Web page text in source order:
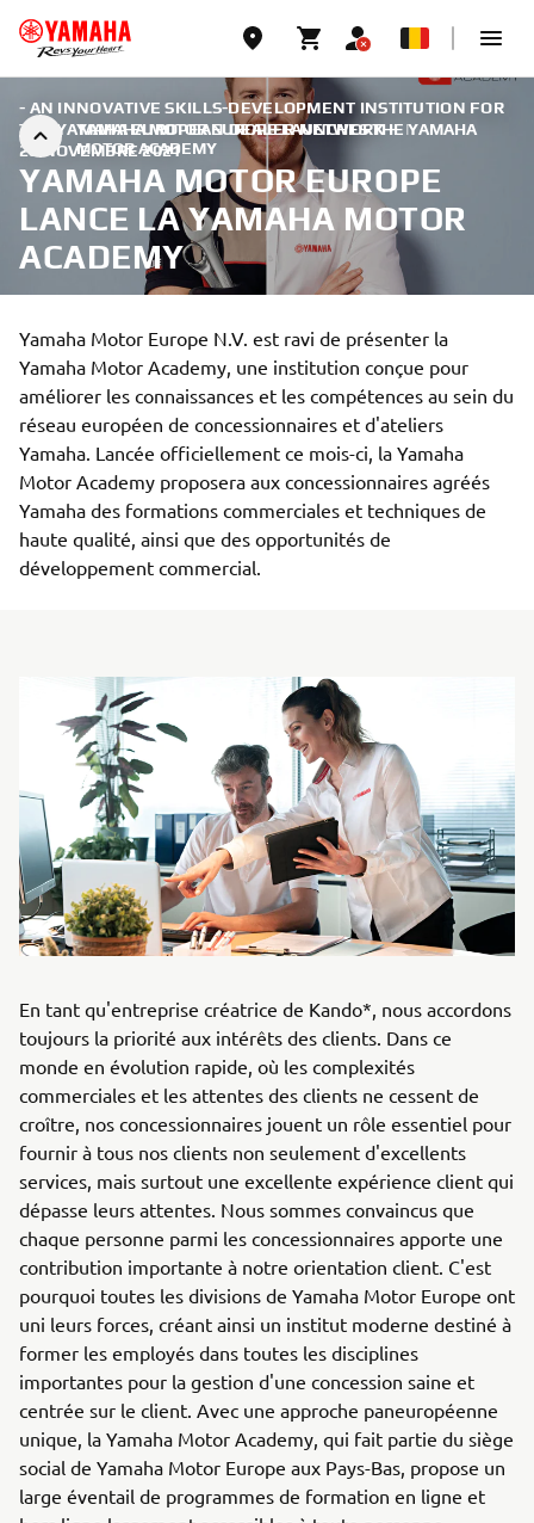
YAMAHA MOTOR EUROPE LAUNCHES THE YAMAHA
MOTOR ACADEMY
- AN INNOVATIVE SKILLS-DEVELOPMENT INSTITUTION FOR
THE YAMAHA EUROPEAN DEALER NETWORK - |
28 NOVEMBRE 2021
YAMAHA MOTOR EUROPE
LANCE LA YAMAHA MOTOR
ACADEMY
Yamaha Motor Europe N.V. est ravi de présenter la
Yamaha Motor Academy, une institution conçue pour
améliorer les connaissances et les compétences au sein du
réseau européen de concessionnaires et d'ateliers
Yamaha. Lancée officiellement ce mois-ci, la Yamaha
Motor Academy proposera aux concessionnaires agréés
Yamaha des formations commerciales et techniques de
haute qualité, ainsi que des opportunités de
développement commercial.
En tant qu'entreprise créatrice de Kando*, nous accordons
toujours la priorité aux intérêts des clients. Dans ce
monde en évolution rapide, où les complexités
commerciales et les attentes des clients ne cessent de
croître, nos concessionnaires jouent un rôle essentiel pour
fournir à tous nos clients non seulement d'excellents
services, mais surtout une excellente expérience client qui
dépasse leurs attentes. Nous sommes convaincus que
chaque personne parmi les concessionnaires apporte une
contribution importante à notre orientation client. C'est
pourquoi toutes les divisions de Yamaha Motor Europe ont
uni leurs forces, créant ainsi un institut moderne destiné à
former les employés dans toutes les disciplines
importantes pour la gestion d'une concession saine et
centrée sur le client. Avec une approche paneuropéenne
unique, la Yamaha Motor Academy, qui fait partie du siège
social de Yamaha Motor Europe aux Pays-Bas, propose un
large éventail de programmes de formation en ligne et